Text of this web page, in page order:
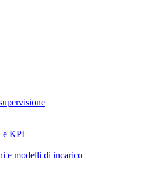
e KPI
e modelli di incarico